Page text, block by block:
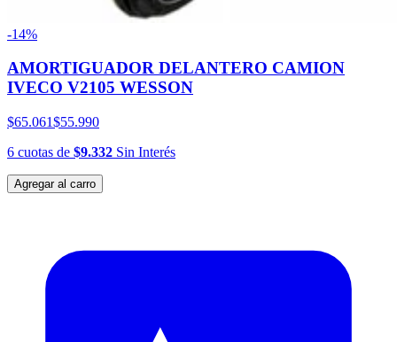
-14%
AMORTIGUADOR DELANTERO CAMION
IVECO V2105 WESSON
$65.061$55.990
6 cuotas de $9.332 Sin Interés
Agregar al carro